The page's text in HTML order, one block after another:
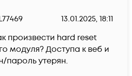
13.01.2025, 18:11
произвести hard reset
модуля? Доступа к веб и
пароль утерян.